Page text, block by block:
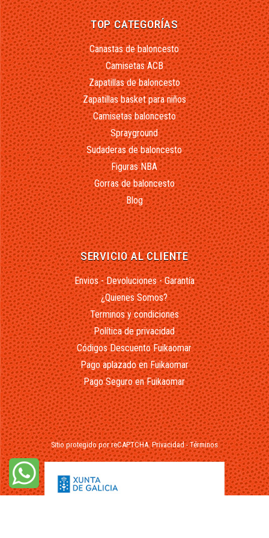
TOP CATEGORÍAS
Canastas de baloncesto
Camisetas ACB
Zapatillas de baloncesto
Zapatillas basket para niños
Camisetas baloncesto
Sprayground
Sudaderas de baloncesto
Figuras NBA
Gorras de baloncesto
Blog
SERVICIO AL CLIENTE
Envios - Devoluciones - Garantía
¿Quienes Somos?
Terminos y condiciones
Política de privacidad
Códigos Descuento Fuikaomar
Pago aplazado en Fuikaomar
Pago Seguro en Fuikaomar
Sitio protegido por reCAPTCHA.Privacidad-Términos